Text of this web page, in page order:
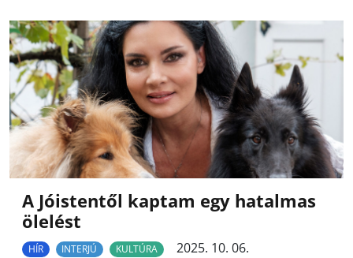
A Jóistentől kaptam egy hatalmas
ölelést
HÍR INTERJÚ KULTÚRA
2025. 10. 06.